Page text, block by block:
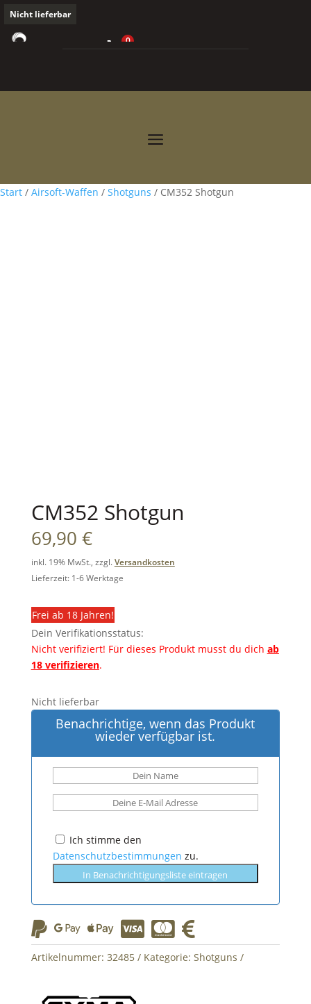
0
Nicht lieferbar
Start / Airsoft-Waffen / Shotguns / CM352 Shotgun
CM352 Shotgun
69,90 €
inkl. 19% MwSt., zzgl.Versandkosten
Lieferzeit: 1-6 Werktage
Frei ab 18 Jahren!
Dein Verifikationsstatus:
Nicht verifiziert! Für dieses Produkt musst du dich ab
18 verifizieren.
Nicht lieferbar
Benachrichtige, wenn das Produkt
wieder verfügbar ist.
Ich stimme den
Datenschutzbestimmungen zu.
In Benachrichtigungsliste eintragen
     
Artikelnummer: 32485 Kategorie: Shotguns